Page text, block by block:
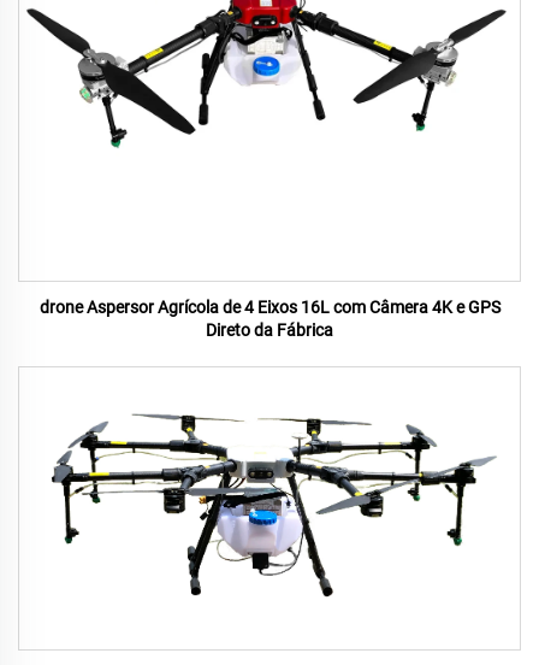
drone Aspersor Agrícola de 4 Eixos 16L com Câmera 4K e GPS
Direto da Fábrica